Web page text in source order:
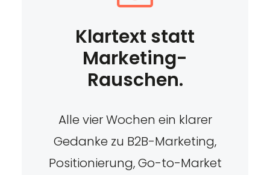
Klartext statt
Marketing-
Rauschen.
Alle vier Wochen ein klarer
Gedanke zu B2B-Marketing,
Positionierung, Go-to-Market